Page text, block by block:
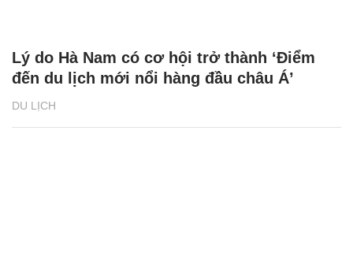
DU LỊCH
Lý do Hà Nam có cơ hội trở thành ‘Điểm
đến du lịch mới nổi hàng đầu châu Á’